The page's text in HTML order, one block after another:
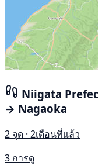
Niigata
→ Nagaoka
2 จุด · 2เดือนที่แล้ว
3 การดู